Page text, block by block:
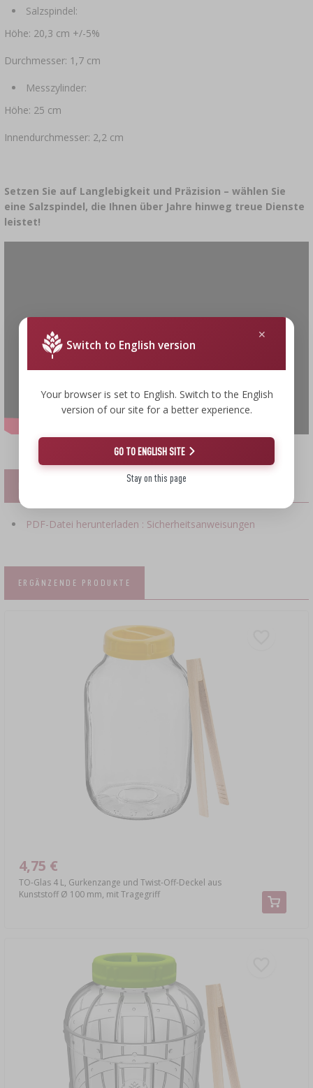
Salzspindel:
Höhe: 20,3 cm +/-5%
Durchmesser: 1,7 cm
Messzylinder:
Höhe: 25 cm
Innendurchmesser: 2,2 cm
Setzen Sie auf Langlebigkeit und Präzision – wählen Sie
eine Salzspindel, die Ihnen über Jahre hinweg treue Dienste
leistet!
PDF-Datei herunterladen : Sicherheitsanweisungen
ERGÄNZENDE PRODUKTE
TO-Glas 4 L, Gurkenzange und Twist-Off-Deckel aus
Kunststoff Ø 100 mm, mit Tragegriff
4,75 €
Switch to English version
Your browser is set to English. Switch to the English
version of our site for a better experience.
GO TO ENGLISH SITE
Stay on this page